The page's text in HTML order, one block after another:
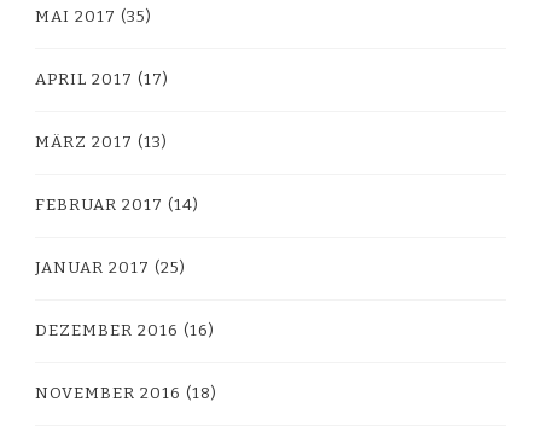
MAI 2017 (35)
APRIL 2017 (17)
MÄRZ 2017 (13)
FEBRUAR 2017 (14)
JANUAR 2017 (25)
DEZEMBER 2016 (16)
NOVEMBER 2016 (18)